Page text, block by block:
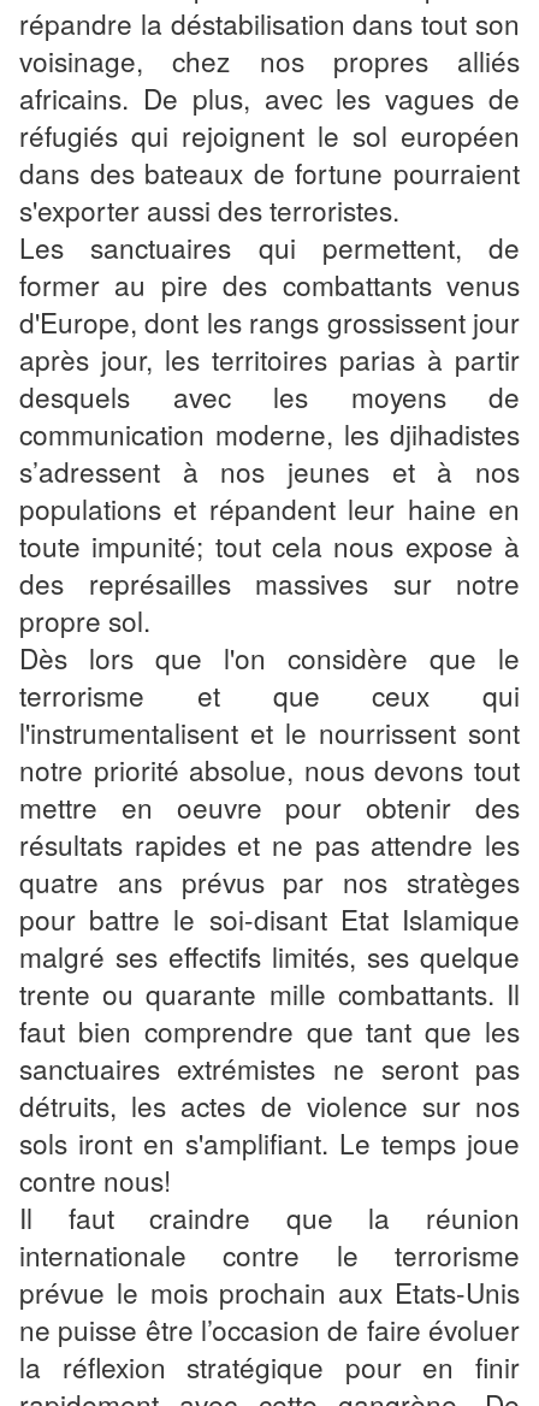
répandre la déstabilisation dans tout son
voisinage, chez nos propres alliés
africains. De plus, avec les vagues de
réfugiés qui rejoignent le sol européen
dans des bateaux de fortune pourraient
s'exporter aussi des terroristes.
Les sanctuaires qui permettent, de
former au pire des combattants venus
d'Europe, dont les rangs grossissent jour
après jour, les territoires parias à partir
desquels avec les moyens de
communication moderne, les djihadistes
s’adressent à nos jeunes et à nos
populations et répandent leur haine en
toute impunité; tout cela nous expose à
des représailles massives sur notre
propre sol.
Dès lors que l'on considère que le
terrorisme et que ceux qui
l'instrumentalisent et le nourrissent sont
notre priorité absolue, nous devons tout
mettre en oeuvre pour obtenir des
résultats rapides et ne pas attendre les
quatre ans prévus par nos stratèges
pour battre le soi-disant Etat Islamique
malgré ses effectifs limités, ses quelque
trente ou quarante mille combattants. Il
faut bien comprendre que tant que les
sanctuaires extrémistes ne seront pas
détruits, les actes de violence sur nos
sols iront en s'amplifiant. Le temps joue
contre nous!
Il faut craindre que la réunion
internationale contre le terrorisme
prévue le mois prochain aux Etats-Unis
ne puisse être l’occasion de faire évoluer
la réflexion stratégique pour en finir